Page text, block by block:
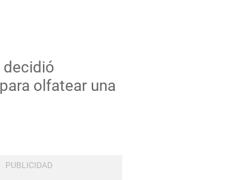
decidió
olfatear una